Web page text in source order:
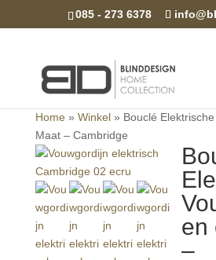
085 - 273 6378
Home » Winkel» Bouclé
Maat – Cambridge
en
–